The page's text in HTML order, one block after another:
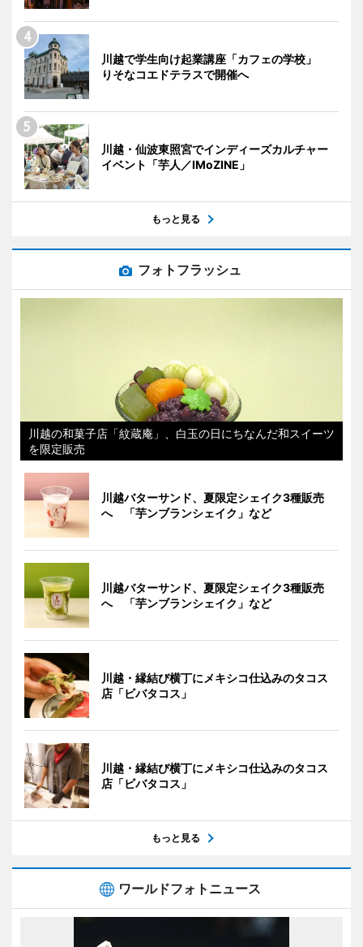
川越で学生向け起業講座「カフェの学校」
りそなコエドテラスで開催へ
川越・仙波東照宮でインディーズカルチャー
イベント「芋人／IMoZINE」
もっと見る
フォトフラッシュ
川越の和菓子店「紋蔵庵」、白玉の日にちなんだ和スイーツ
を限定販売
川越バターサンド、夏限定シェイク3種販売
へ 「芋ンブランシェイク」など
川越バターサンド、夏限定シェイク3種販売
へ 「芋ンブランシェイク」など
川越・縁結び横丁にメキシコ仕込みのタコス
店「ビバタコス」
川越・縁結び横丁にメキシコ仕込みのタコス
店「ビバタコス」
もっと見る
ワールドフォトニュース